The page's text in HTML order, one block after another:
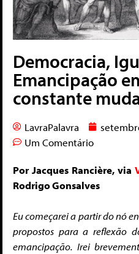
Democracia,
Emancipação
constante
LavraPalavra
Um Comentário
Por Jacques Rancière, via
Rodrigo Gonsalves
Eu começarei a partir do nó
propostos para a reflexão
emancipação. Irei